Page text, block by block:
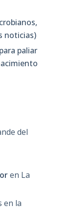
noticias)
paliar
del
en La
en la